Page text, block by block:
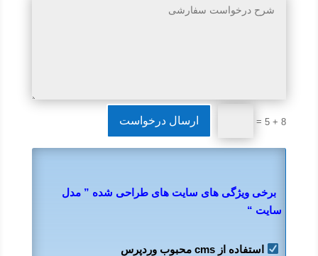
8 + 5
= ارسال درخواست
برخی ویژگی های سایت های طراحی شده ” مدل
سایت “
استفاده از cms محبوب وردپرس